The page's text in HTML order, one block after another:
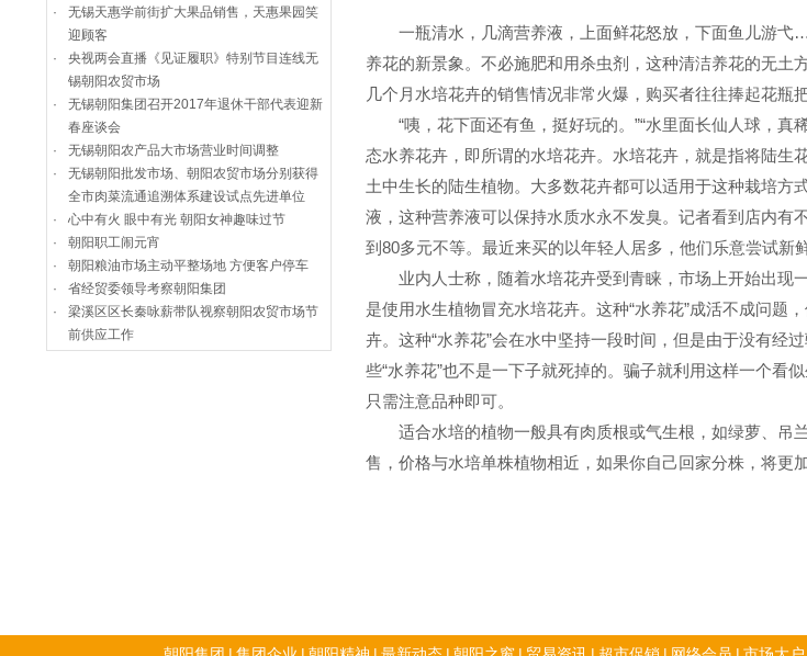
·
无锡天惠学前街扩大果品销售，天惠果园笑
迎顾客
·
央视两会直播《见证履职》特别节目连线无
锡朝阳农贸市场
·
无锡朝阳集团召开2017年退休干部代表迎新
春座谈会
·
无锡朝阳农产品大市场营业时间调整
·
无锡朝阳批发市场、朝阳农贸市场分别获得
全市肉菜流通追溯体系建设试点先进单位
·
心中有火 眼中有光 朝阳女神趣味过节
·
朝阳职工闹元宵
·
朝阳粮油市场主动平整场地 方便客户停车
·
省经贸委领导考察朝阳集团
·
梁溪区区长秦咏薪带队视察朝阳农贸市场节
前供应工作
一瓶清水，几滴营养液，上面鲜花怒放，下面鱼儿游弋
养花的新景象。不必施肥和用杀虫剂，这种清洁养花的无
几个月水培花卉的销售情况非常火爆，购买者往往捧起花瓶
“咦，花下面还有鱼，挺好玩的。”“水里面长仙人球，真
态水养花卉，即所谓的水培花卉。水培花卉，就是指将陆
土中生长的陆生植物。大多数花卉都可以适用于这种栽培
液，这种营养液可以保持水质水永不发臭。记者看到店内
到80多元不等。最近来买的以年轻人居多，他们乐意尝试新
业内人士称，随着水培花卉受到青睐，市场上开始出现一
是使用水生植物冒充水培花卉。这种“水养花”成活不成问题
卉。这种“水养花”会在水中坚持一段时间，但是由于没有经
些“水养花”也不是一下子就死掉的。骗子就利用这样一个看
只需注意品种即可。
适合水培的植物一般具有肉质根或气生根，如绿萝、吊
售，价格与水培单株植物相近，如果你自己回家分株，将更